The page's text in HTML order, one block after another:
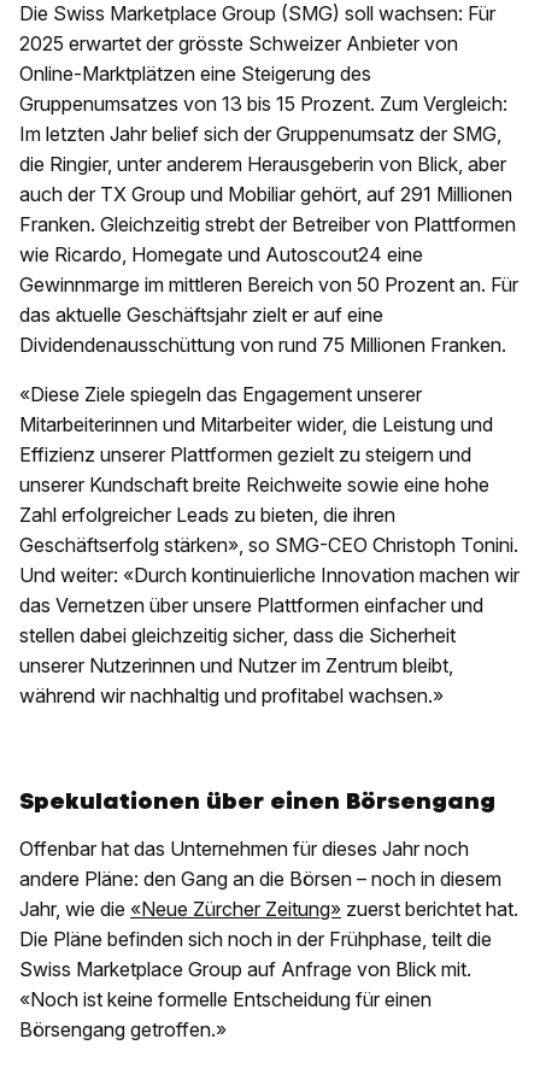
Die Swiss Marketplace Group (SMG) soll wachsen: Für
2025 erwartet der grösste Schweizer Anbieter von
Online-Marktplätzen eine Steigerung des
Gruppenumsatzes von 13 bis 15 Prozent. Zum Vergleich:
Im letzten Jahr belief sich der Gruppenumsatz der SMG,
die Ringier, unter anderem Herausgeberin von Blick, aber
auch der TX Group und Mobiliar gehört, auf 291 Millionen
Franken. Gleichzeitig strebt der Betreiber von Plattformen
wie Ricardo, Homegate und Autoscout24 eine
Gewinnmarge im mittleren Bereich von 50 Prozent an. Für
das aktuelle Geschäftsjahr zielt er auf eine
Dividendenausschüttung von rund 75 Millionen Franken.
«Diese Ziele spiegeln das Engagement unserer
Mitarbeiterinnen und Mitarbeiter wider, die Leistung und
Effizienz unserer Plattformen gezielt zu steigern und
unserer Kundschaft breite Reichweite sowie eine hohe
Zahl erfolgreicher Leads zu bieten, die ihren
Geschäftserfolg stärken», so SMG-CEO Christoph Tonini.
Und weiter: «Durch kontinuierliche Innovation machen wir
das Vernetzen über unsere Plattformen einfacher und
stellen dabei gleichzeitig sicher, dass die Sicherheit
unserer Nutzerinnen und Nutzer im Zentrum bleibt,
während wir nachhaltig und profitabel wachsen.»
Spekulationen über einen Börsengang
Offenbar hat das Unternehmen für dieses Jahr noch
andere Pläne: den Gang an die Börsen – noch in diesem
Jahr, wie die «Neue Zürcher Zeitung» zuerst berichtet hat.
Die Pläne befinden sich noch in der Frühphase, teilt die
Swiss Marketplace Group auf Anfrage von Blick mit.
«Noch ist keine formelle Entscheidung für einen
Börsengang getroffen.»